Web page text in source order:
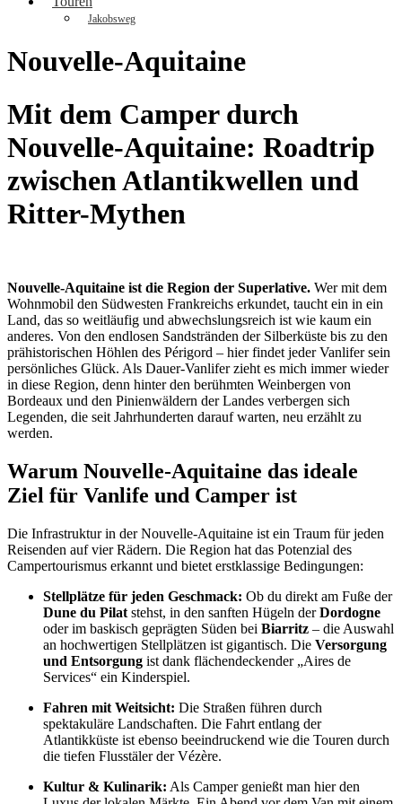
Jakobsweg
Nouvelle-Aquitaine
Mit dem Camper durch
Nouvelle-Aquitaine: Roadtrip
zwischen Atlantikwellen und
Ritter-Mythen
Nouvelle-Aquitaine ist die Region der Superlative. Wer mit dem
Wohnmobil den Südwesten Frankreichs erkundet, taucht ein in ein
Land, das so weitläufig und abwechslungsreich ist wie kaum ein
anderes. Von den endlosen Sandstränden der Silberküste bis zu den
prähistorischen Höhlen des Périgord – hier findet jeder Vanlifer sein
persönliches Glück. Als Dauer-Vanlifer zieht es mich immer wieder
in diese Region, denn hinter den berühmten Weinbergen von
Bordeaux und den Pinienwäldern der Landes verbergen sich
Legenden, die seit Jahrhunderten darauf warten, neu erzählt zu
werden.
Warum Nouvelle-Aquitaine das ideale
Ziel für Vanlife und Camper ist
Die Infrastruktur in der Nouvelle-Aquitaine ist ein Traum für jeden
Reisenden auf vier Rädern. Die Region hat das Potenzial des
Campertourismus erkannt und bietet erstklassige Bedingungen:
Stellplätze für jeden Geschmack: Ob du direkt am Fuße der
Dune du Pilat stehst, in den sanften Hügeln derDordogne
oder im baskisch geprägten Süden bei Biarritz – die Auswahl
an hochwertigen Stellplätzen ist gigantisch. Die Versorgung
und Entsorgung ist dank flächendeckender „Aires de
Services“ ein Kinderspiel.
Fahren mit Weitsicht: Die Straßen führen durch
spektakuläre Landschaften. Die Fahrt entlang der
Atlantikküste ist ebenso beeindruckend wie die Touren durch
die tiefen Flusstäler der Vézère.
Kultur & Kulinarik: Als Camper genießt man hier den